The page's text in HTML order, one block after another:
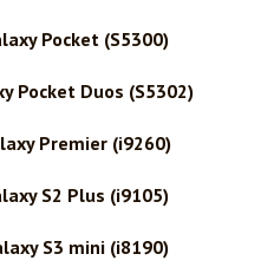
Pocket (S5300)
Pocket Duos (S5302)
Premier (i9260)
S2 Plus (i9105)
S3 mini (i8190)